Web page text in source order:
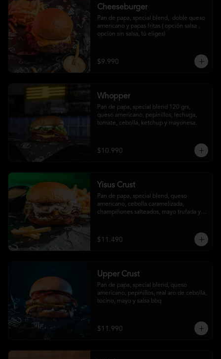
Cheeseburger
Pan de papa, special blend,  doble queso
americano y papas fritas ( opción salsa ,
opción sin salsa, tú eliges)
$9.990
Whopper
Pan de papa, special blend 120 grs,
queso americano, pepinillos, lechuga,
tomate, cebolla, ketchup y mayonesa.
$10.990
Yisus Crust
Pan de papa, special blend, queso
americano, cebolla caramelizada,
champiñones salteados, mayo trufada y
$11.490
Upper Crust
Pan de papa, special blend, queso
americano, pepinillos, real aro de cebolla,
tocino, mayo y salsa bbq
$11.990